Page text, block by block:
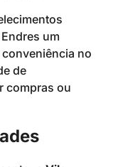
um
no
de
compras ou